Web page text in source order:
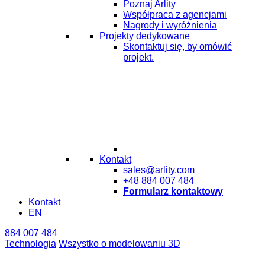
Poznaj Arlity
Współpraca z agencjami
Nagrody i wyróżnienia
Projekty dedykowane
Skontaktuj się, by omówić
projekt.
Kontakt
sales@arlity.com
+48 884 007 484
Formularz kontaktowy
Kontakt
EN
884 007 484
Technologia Wszystko o modelowaniu 3D